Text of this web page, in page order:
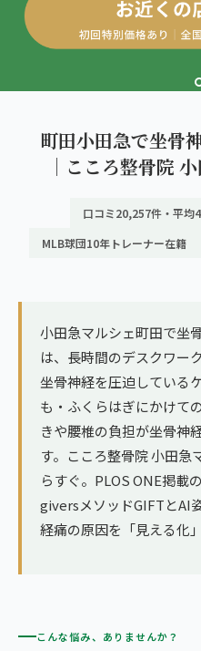
ぎっくり腰
寝違え
姿勢矯正
疲労回復
ランナー膝
ヨガ・ピラティス
高田馬場エリア（2院）
立川エリア（2院）
広島エリア（4院）
鹿児島エリア（3院）
→ エリア一覧（全11エリア）
メディア・実績
お知らせ
町田小田急で坐骨
｜こころ整骨院
口コミ20,257件・平均
MLB球団10年トレーナー在籍
小田急マルシェ町田で坐
は、長時間のデスクワー
坐骨神経を圧迫している
も・ふくらはぎにかけて
きや腰椎の負担が坐骨神
す。こころ整骨院 小田急
らすぐ。PLOS ONE掲載
giversメソッドGIFTとAI
経痛の原因を「見える化
こんな悩み、ありませんか？